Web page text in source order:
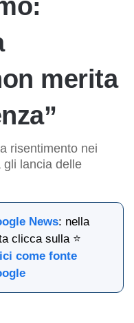
merita
risentimento nei
gli lancia delle
News: nella
clicca sulla ⭐
come fonte